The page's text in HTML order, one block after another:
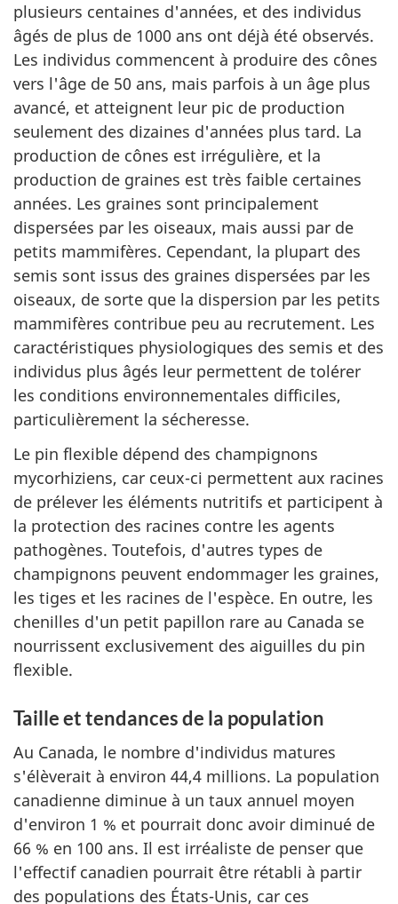
plusieurs centaines d'années, et des individus
âgés de plus de 1000 ans ont déjà été observés.
Les individus commencent à produire des cônes
vers l'âge de 50 ans, mais parfois à un âge plus
avancé, et atteignent leur pic de production
seulement des dizaines d'années plus tard. La
production de cônes est irrégulière, et la
production de graines est très faible certaines
années. Les graines sont principalement
dispersées par les oiseaux, mais aussi par de
petits mammifères. Cependant, la plupart des
semis sont issus des graines dispersées par les
oiseaux, de sorte que la dispersion par les petits
mammifères contribue peu au recrutement. Les
caractéristiques physiologiques des semis et des
individus plus âgés leur permettent de tolérer
les conditions environnementales difficiles,
particulièrement la sécheresse.
Le pin flexible dépend des champignons
mycorhiziens, car ceux-ci permettent aux racines
de prélever les éléments nutritifs et participent à
la protection des racines contre les agents
pathogènes. Toutefois, d'autres types de
champignons peuvent endommager les graines,
les tiges et les racines de l'espèce. En outre, les
chenilles d'un petit papillon rare au Canada se
nourrissent exclusivement des aiguilles du pin
flexible.
Taille et tendances de la population
Au Canada, le nombre d'individus matures
s'élèverait à environ 44,4 millions. La population
canadienne diminue à un taux annuel moyen
d'environ 1 % et pourrait donc avoir diminué de
66 % en 100 ans. Il est irréaliste de penser que
l'effectif canadien pourrait être rétabli à partir
des populations des États-Unis, car ces